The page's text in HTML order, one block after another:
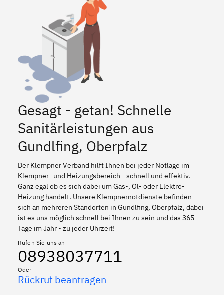
Gesagt - getan! Schnelle
Sanitärleistungen aus
Gundlfing, Oberpfalz
Der Klempner Verband hilft Ihnen bei jeder Notlage im
Klempner- und Heizungsbereich - schnell und effektiv.
Ganz egal ob es sich dabei um Gas-, Öl- oder Elektro-
Heizung handelt. Unsere Klempnernotdienste befinden
sich an mehreren Standorten in Gundlfing, Oberpfalz, dabei
ist es uns möglich schnell bei Ihnen zu sein und das 365
Tage im Jahr - zu jeder Uhrzeit!
Rufen Sie uns an
08938037711
Oder
Rückruf beantragen